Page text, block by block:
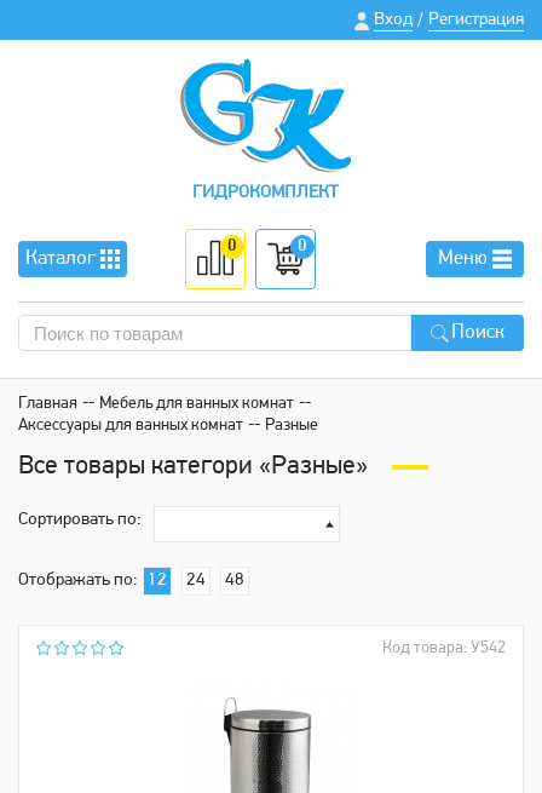
Вход / Регистрация
ГИДРОКОМПЛЕКТ
Каталог
0 0
Меню
Поиск
Главная
Мебель для ванных комнат
Аксессуары для ванных комнат
Разные
Все товары категори «Разные»
Сортировать по:
Отображать по: 12 24 48
Код товара: У542